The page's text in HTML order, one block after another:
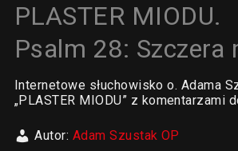
PLASTER MIODU.
Psalm 28: Szczera
Internetowe słuchowisko o. Adama
„PLASTER MIODU” z komentarzami
Autor: Adam Szustak OP